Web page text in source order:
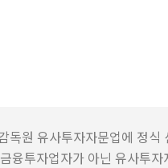
원 유사투자자문업에 정식
융투자업자가 아닌 유사투